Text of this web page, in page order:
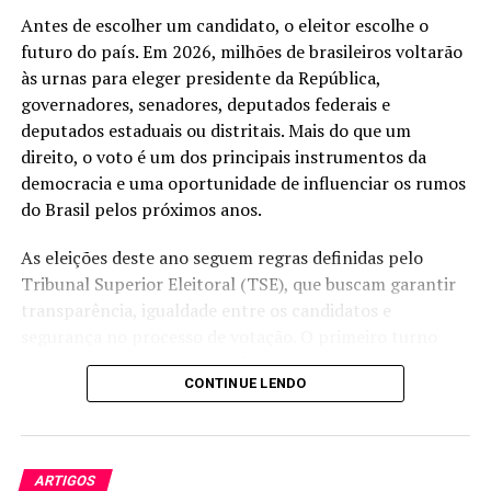
realizado por mulheres.
Já a interpretação contemporânea de um diálogo
de Platão, feita por Gabriele Cornelli, concorre
na área de Tradução. O protagonismo dos jovens
diante das mudanças climáticas é o eixo central
do livro organizado por Elimar Pinheiro do
Nascimento e Alfredo Pena-Vega, finalista no
grupo das Ciências Agrárias e Ciências
Ambientais.
Os autores concordam que, para além de seus
permeiam a produção das obras.
Antes de escolher um candidato, o eleitor escolhe o
futuro do país. Em 2026, milhões de brasileiros voltarão
às urnas para eleger presidente da República,
governadores, senadores, deputados federais e
deputados estaduais ou distritais. Mais do que um
direito, o voto é um dos principais instrumentos da
democracia e uma oportunidade de influenciar os rumos
do Brasil pelos próximos anos.
As eleições deste ano seguem regras definidas pelo
Tribunal Superior Eleitoral (TSE), que buscam garantir
transparência, igualdade entre os candidatos e
será realizado em4 de outubro, enquanto o segundo
turno, caso necessário para presidente e governadores,
oficial começa em16 de agosto, quando passam a ser
permitidas as propagandas e os atos de campanha
CONTINUE LENDO
ARTIGOS